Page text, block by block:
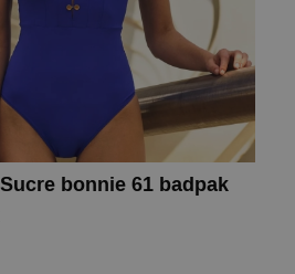
bonnie 61 badpak